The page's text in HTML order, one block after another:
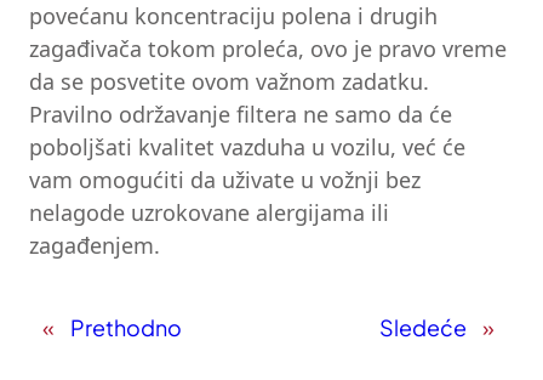
povećanu koncentraciju polena i drugih
zagađivača tokom proleća, ovo je pravo vreme
da se posvetite ovom važnom zadatku.
Pravilno održavanje filtera ne samo da će
poboljšati kvalitet vazduha u vozilu, već će
vam omogućiti da uživate u vožnji bez
nelagode uzrokovane alergijama ili
zagađenjem.
« Prethodno Sledeće »